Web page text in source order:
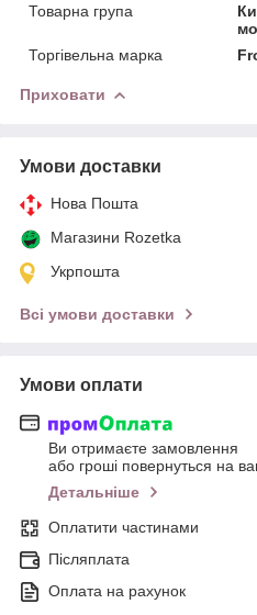
Товарна група
Торгівельна марка
Приховати
Умови доставки
Нова Пошта
Магазини Rozetka
Укрпошта
Всі умови доставки
Умови оплати
Ви отримаєте замовлення
або гроші повернуться на
Детальніше
Оплатити частинами
Післяплата
Оплата на рахунок